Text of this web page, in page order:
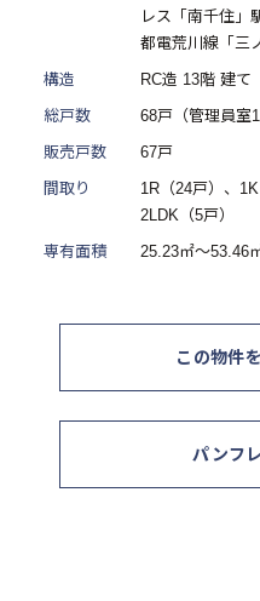
ニュース / イベント
お客
レス「南千住
都電荒川線「
構造
RC造 13階 建て
総戸数
68戸（管理員室1
販売戸数
67戸
間取り
1R（24戸）、
2LDK（5戸）
専有面積
25.23㎡～53.46
この物件
パンフ